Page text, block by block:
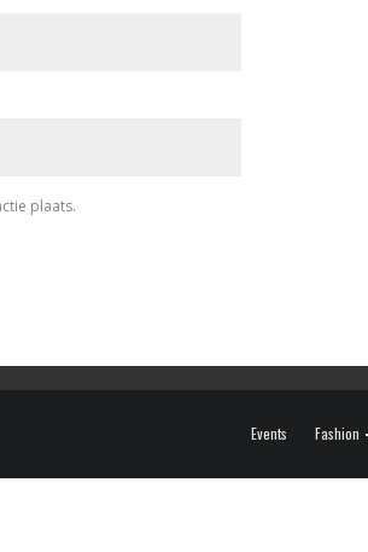
plaats.
Events Fashion